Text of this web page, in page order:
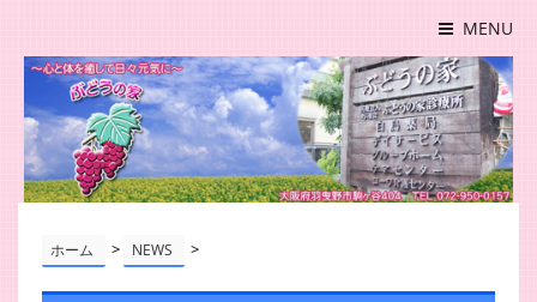
MENU
ホーム > NEWS >